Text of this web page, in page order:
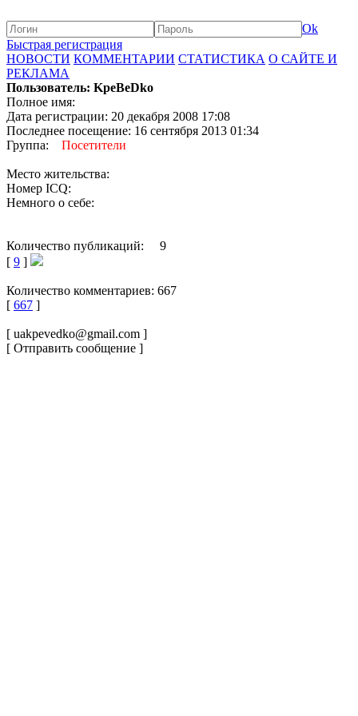
Ok
Быстрая регистрация
НОВОСТИ КОММЕНТАРИИ СТАТИСТИКА О САЙТЕ И
РЕКЛАМА
Пользователь: KpeBeDko
Полное имя:
Дата регистрации: 20 декабря 2008 17:08
Последнее посещение: 16 сентября 2013 01:34
Группа: Посетители
Место жительства:
Номер ICQ:
Немного о себе:
Количество публикаций: 9
[ 9 ]
Количество комментариев: 667
[ 667 ]
[ uakpevedko@gmail.com ]
[ Отправить сообщение ]